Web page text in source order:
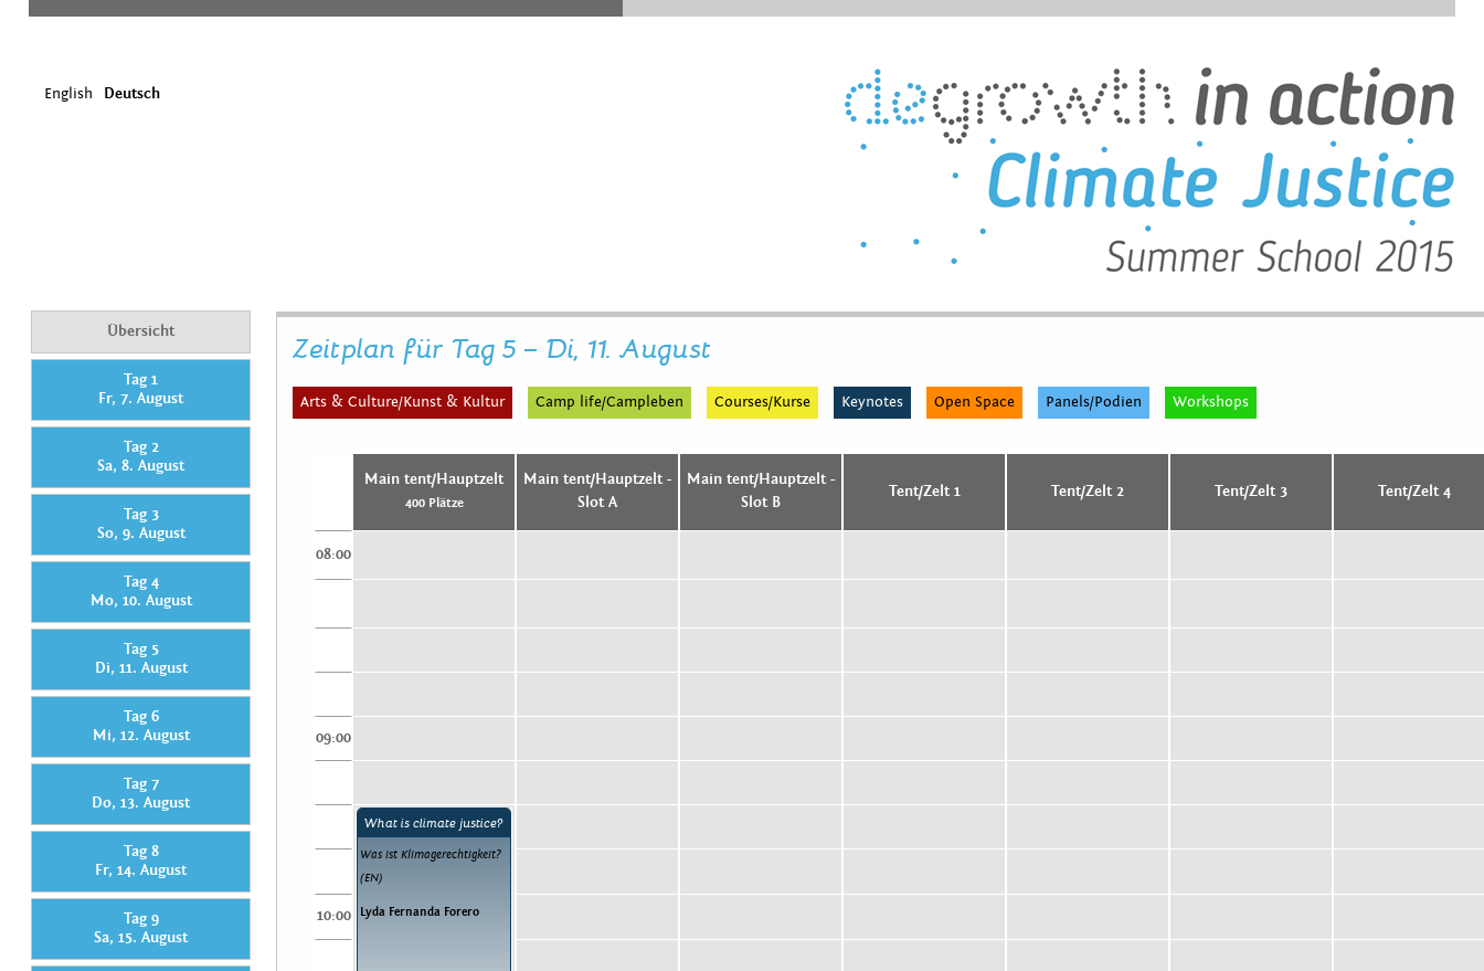
English Deutsch
Übersicht
Tag 1
Fr, 7. August
Tag 2
Sa, 8. August
Tag 3
So, 9. August
Tag 4
Mo, 10. August
Tag 5
Di, 11. August
Tag 6
Mi, 12. August
Tag 7
Do, 13. August
Tag 8
Fr, 14. August
Tag 9
Sa, 15. August
Zeitplan für Tag 5 – Di, 11. August
Arts & Culture/Kunst & Kultur Camp life/Campleben Courses/Kurse Keynotes Open Space Panels/Podien Workshops
Main tent/Hauptzelt
400 Plätze
Main tent/Hauptzelt -
Slot A
Main tent/Hauptzelt -
Slot B
Tent/Zelt 1 Tent/Zelt 2 Tent/Zelt 3 Tent/Zelt 4
08:00
09:00
What is climate justice?
Was ist Klimagerechtigkeit?
(EN)
Lyda Fernanda Forero
10:00